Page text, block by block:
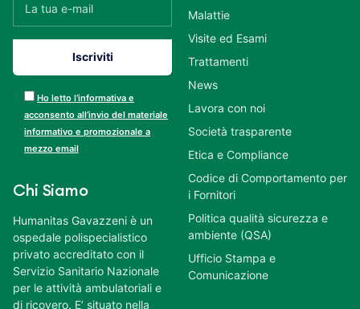
Ho letto l’informativa e
acconsento all’invio del materiale
informativo e promozionale a
mezzo email
Chi Siamo
Humanitas Gavazzeni è un
ospedale polispecialistico
privato accreditato con il
Servizio Sanitario Nazionale
per le attività ambulatoriali e
di ricovero. E’ situato nella
Malattie
Visite ed Esami
Trattamenti
News
Lavora con noi
Società trasparente
Etica e Compliance
Codice di Comportamento per
i Fornitori
Politica qualità sicurezza e
ambiente (QSA)
Ufficio Stampa e
Comunicazione